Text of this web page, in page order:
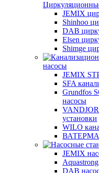
JEMIX
Shinhoo
DAB
Elsen
Shimge
насосы
JEMIX
SFA
Grundfos
насосы
установки
WILO
JEMIX
DAB